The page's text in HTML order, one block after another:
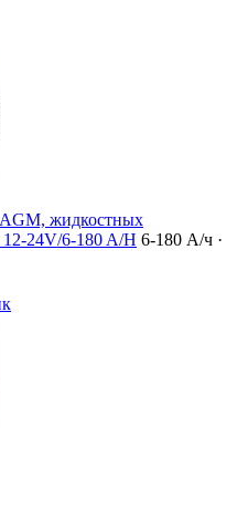
AGM, жидкостных
12-24V/6-180 A/Н 6-180 А/ч ·